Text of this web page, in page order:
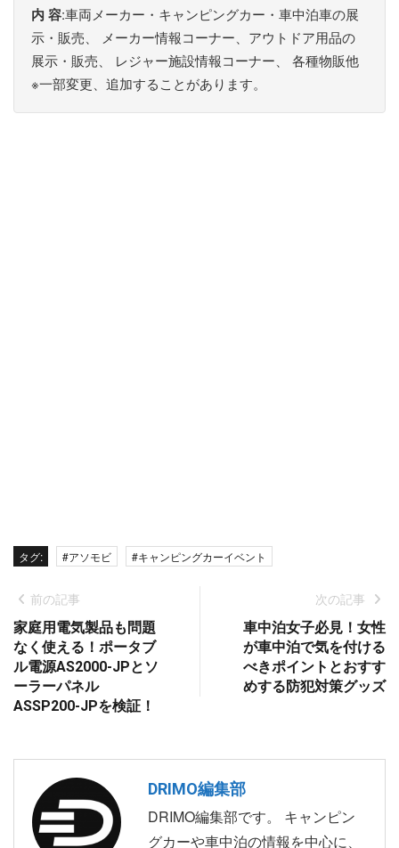
内 容:⾞両メーカー・キャンピングカー・⾞中泊⾞の展
⽰・販売、 メーカー情報コーナー、アウトドア⽤品の
展⽰・販売、 レジャー施設情報コーナー、 各種物販他
※⼀部変更、追加することがあります。
タグ: #アソモビ #キャンピングカーイベント
前の記事
家庭用電気製品も問題
なく使える！ポータブ
ル電源AS2000-JPとソ
ーラーパネル
ASSP200-JPを検証！
次の記事
車中泊女子必見！女性
が車中泊で気を付ける
べきポイントとおすす
めする防犯対策グッズ
DRIMO編集部
DRIMO編集部です。 キャンピン
グカーや車中泊の情報を中心に、